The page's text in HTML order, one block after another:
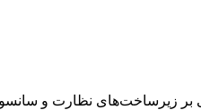
بر زیرساخت‌های نظارت و